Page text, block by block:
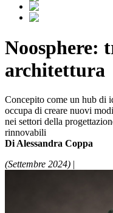
Noosphere:
architettura
Concepito come un hub di
occupa di creare nuovi
nei settori della
rinnovabili
Di Alessandra Coppa
(Settembre 2024) |